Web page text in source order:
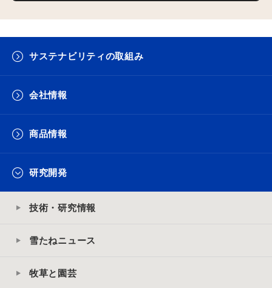
サステナビリティの取組み
会社情報
商品情報
研究開発
技術・研究情報
雪たねニュース
牧草と園芸